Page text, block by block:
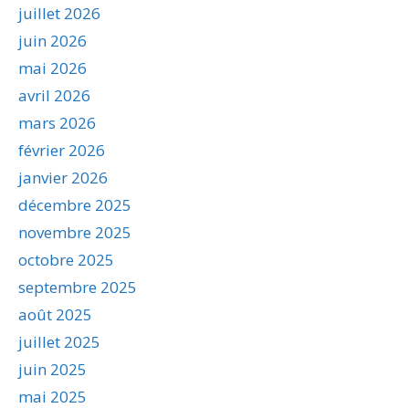
juillet 2026
juin 2026
mai 2026
avril 2026
mars 2026
février 2026
janvier 2026
décembre 2025
novembre 2025
octobre 2025
septembre 2025
août 2025
juillet 2025
juin 2025
mai 2025